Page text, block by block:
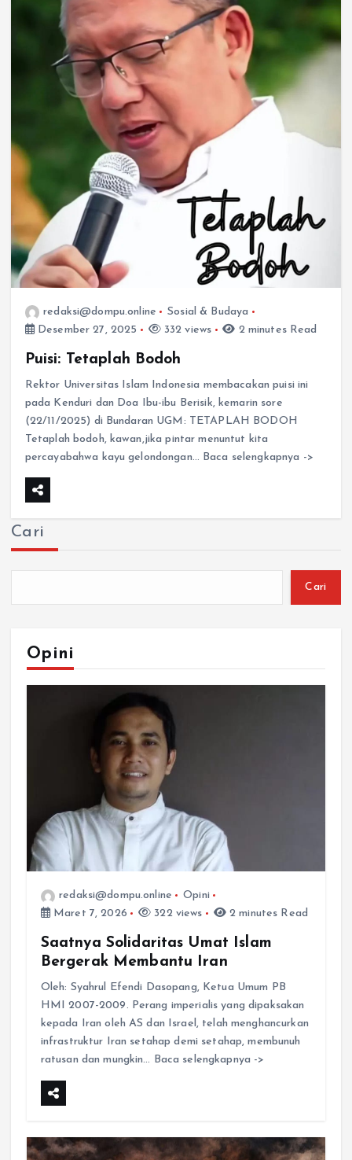
redaksi@dompu.online
Sosial & Budaya
Desember 27, 2025
332 views 2 minutes Read
Puisi: Tetaplah Bodoh
Rektor Universitas Islam Indonesia membacakan puisi ini
pada Kenduri dan Doa Ibu-ibu Berisik, kemarin sore
(22/11/2025) di Bundaran UGM: TETAPLAH BODOH
Tetaplah bodoh, kawan,jika pintar menuntut kita
percayabahwa kayu gelondongan… Baca selengkapnya ->
Cari
Cari
Opini
redaksi@dompu.online
Opini
Maret 7, 2026
322 views 2 minutes Read
Saatnya Solidaritas Umat Islam
Bergerak Membantu Iran
Oleh: Syahrul Efendi Dasopang, Ketua Umum PB
HMI 2007-2009. Perang imperialis yang dipaksakan
kepada Iran oleh AS dan Israel, telah menghancurkan
infrastruktur Iran setahap demi setahap, membunuh
ratusan dan mungkin… Baca selengkapnya ->